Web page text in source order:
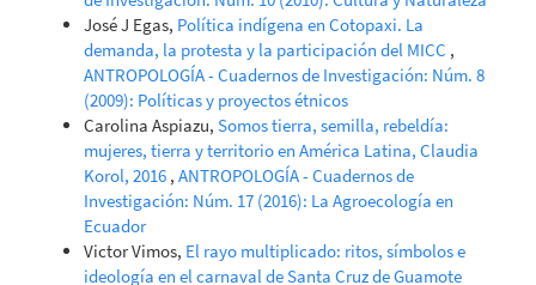
José J Egas, Política indígena en Cotopaxi. La
demanda, la protesta y la participación del MICC ,
ANTROPOLOGÍA - Cuadernos de Investigación: Núm. 8
(2009): Políticas y proyectos étnicos
Carolina Aspiazu, Somos tierra, semilla, rebeldía:
mujeres, tierra y territorio en América Latina, Claudia
Korol, 2016 , ANTROPOLOGÍA - Cuadernos de
Investigación: Núm. 17 (2016): La Agroecología en
Ecuador
Victor Vimos, El rayo multiplicado: ritos, símbolos e
ideología en el carnaval de Santa Cruz de Guamote